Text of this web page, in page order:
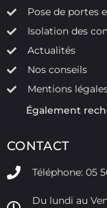
Pose de portes
Isolation des
Actualités
Nos conseils
Mentions
Également
CONTACT
Téléphone: 05
Du lundi au